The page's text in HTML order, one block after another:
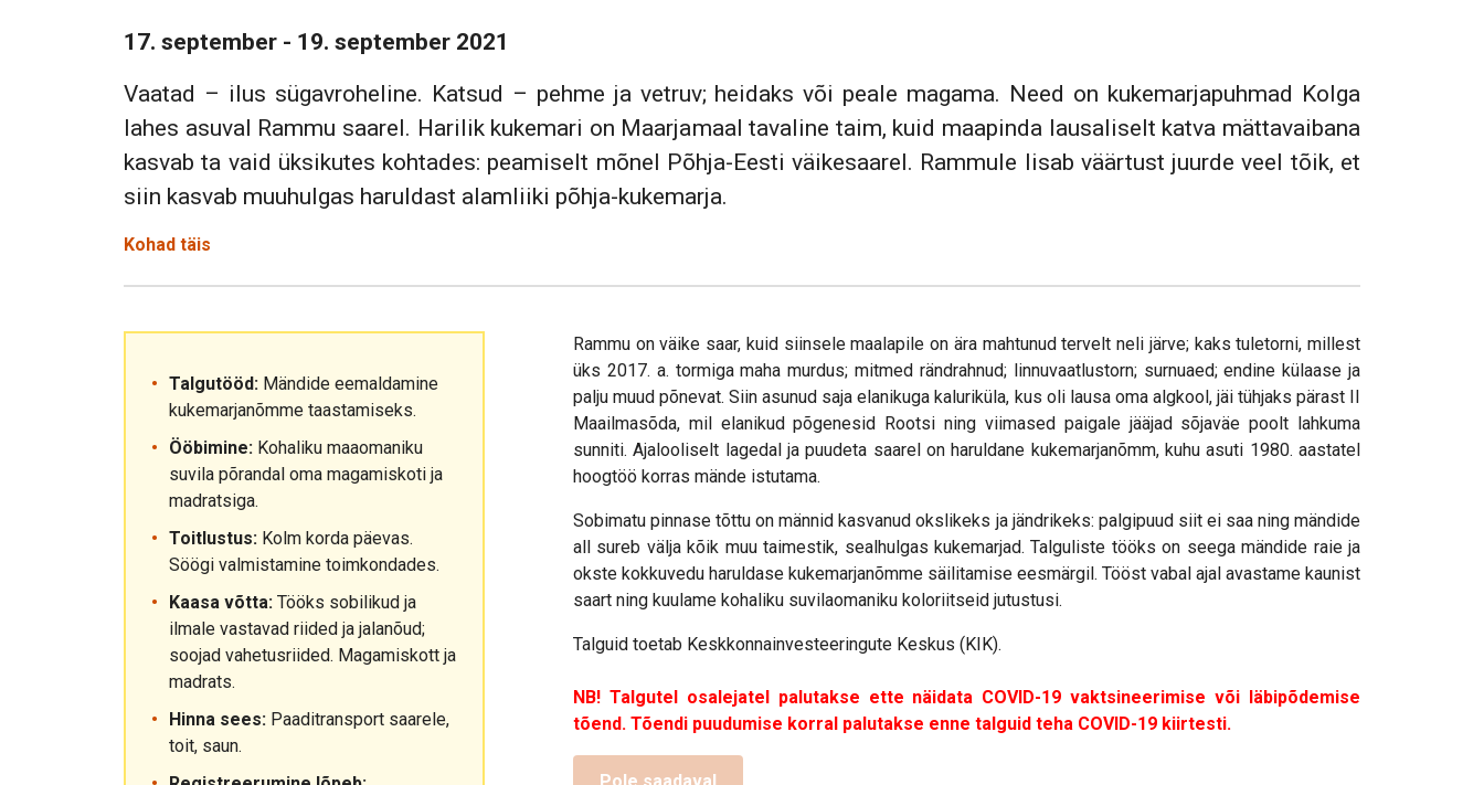
17. september - 19. september 2021
Vaatad – ilus sügavroheline. Katsud – pehme ja vetruv; heidaks või peale magama. Need on kukemarjapuhmad Kolga
lahes asuval Rammu saarel. Harilik kukemari on Maarjamaal tavaline taim, kuid maapinda lausaliselt katva mättavaibana
kasvab ta vaid üksikutes kohtades: peamiselt mõnel Põhja-Eesti väikesaarel. Rammule lisab väärtust juurde veel tõik, et
siin kasvab muuhulgas haruldast alamliiki põhja-kukemarja.
Kohad täis
Talgutööd: Mändide eemaldamine
kukemarjanõmme taastamiseks.
Ööbimine: Kohaliku maaomaniku
suvila põrandal oma magamiskoti ja
madratsiga.
Toitlustus: Kolm korda päevas.
Söögi valmistamine toimkondades.
Kaasa võtta: Tööks sobilikud ja
ilmale vastavad riided ja jalanõud;
soojad vahetusriided. Magamiskott ja
madrats.
Hinna sees: Paaditransport saarele,
toit, saun.
Rammu on väike saar, kuid siinsele maalapile on ära mahtunud tervelt neli järve; kaks tuletorni, millest
üks 2017. a. tormiga maha murdus; mitmed rändrahnud; linnuvaatlustorn; surnuaed; endine külaase ja
palju muud põnevat. Siin asunud saja elanikuga kaluriküla, kus oli lausa oma algkool, jäi tühjaks pärast II
Maailmasõda, mil elanikud põgenesid Rootsi ning viimased paigale jääjad sõjaväe poolt lahkuma
sunniti. Ajalooliselt lagedal ja puudeta saarel on haruldane kukemarjanõmm, kuhu asuti 1980. aastatel
hoogtöö korras mände istutama.
Sobimatu pinnase tõttu on männid kasvanud okslikeks ja jändrikeks: palgipuud siit ei saa ning mändide
all sureb välja kõik muu taimestik, sealhulgas kukemarjad. Talguliste tööks on seega mändide raie ja
okste kokkuvedu haruldase kukemarjanõmme säilitamise eesmärgil. Tööst vabal ajal avastame kaunist
saart ning kuulame kohaliku suvilaomaniku koloriitseid jutustusi.
Talguid toetab Keskkonnainvesteeringute Keskus (KIK).
NB! Talgutel osalejatel palutakse ette näidata COVID-19 vaktsineerimise või läbipõdemise
tõend. Tõendi puudumise korral palutakse enne talguid teha COVID-19 kiirtesti.